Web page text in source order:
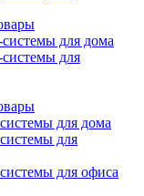
для дома
для
для дома
для
для офиса